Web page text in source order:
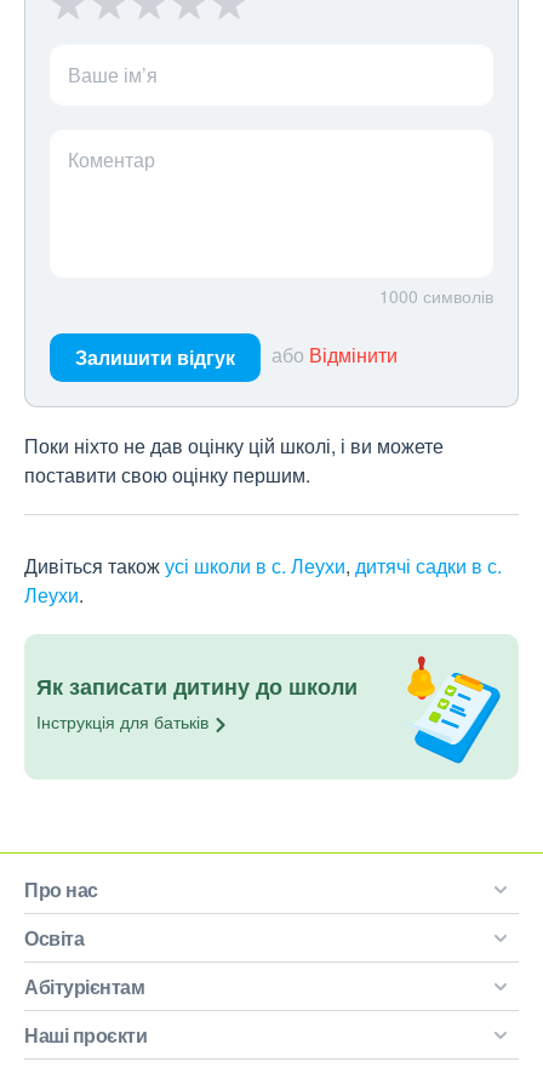
Ваше ім’я
Коментар
1000 символів
Залишити відгук або Відмінити
Поки ніхто не дав оцінку цій школі, і ви можете
поставити свою оцінку першим.
Дивіться такожусі школи в с. Леухи, дитячі садки в с.
Леухи.
Як записати дитину до школи
Інструкція для батьків
Про нас
Освіта
Абітурієнтам
Наші проєкти